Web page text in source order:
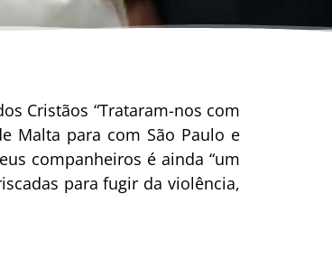
Cristãos “Trataram-nos com
Malta para com São Paulo e
companheiros é ainda “um
para fugir da violência,